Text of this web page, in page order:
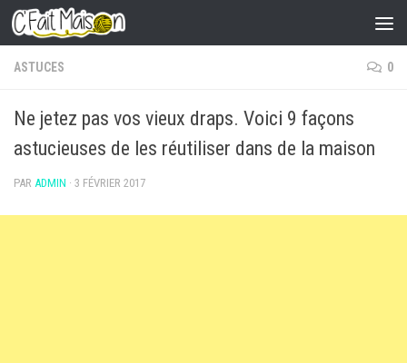
Skip to content
ASTUCES 0
Ne jetez pas vos vieux draps. Voici 9 façons
astucieuses de les réutiliser dans de la maison
PAR ADMIN · 3 FÉVRIER 2017